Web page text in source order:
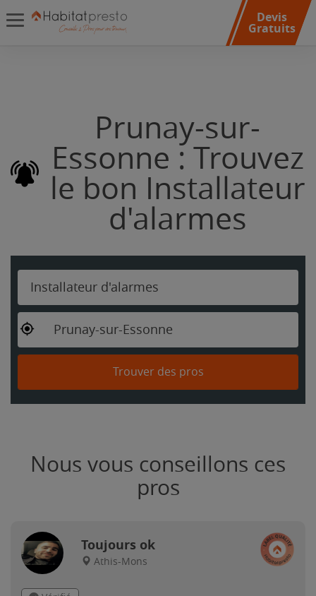
Devis
Gratuits
Prunay-sur-
Essonne : Trouvez
le bon Installateur
d'alarmes
Installateur d'alarmes
Prunay-sur-Essonne
Trouver des pros
Nous vous conseillons ces
pros
Toujours ok
Athis-Mons